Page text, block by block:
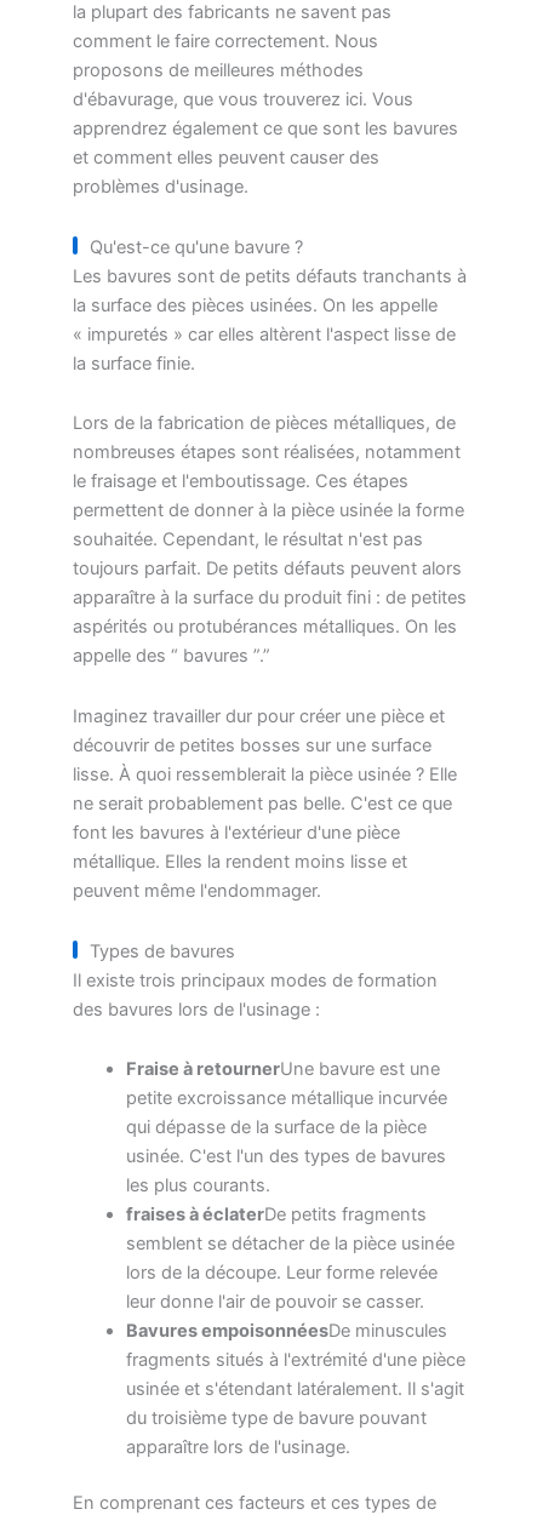
la plupart des fabricants ne savent pas
comment le faire correctement. Nous
proposons de meilleures méthodes
d'ébavurage, que vous trouverez ici. Vous
apprendrez également ce que sont les bavures
et comment elles peuvent causer des
problèmes d'usinage.
Qu'est-ce qu'une bavure ?
Les bavures sont de petits défauts tranchants à
la surface des pièces usinées. On les appelle
« impuretés » car elles altèrent l'aspect lisse de
la surface finie.
Lors de la fabrication de pièces métalliques, de
nombreuses étapes sont réalisées, notamment
le fraisage et l'emboutissage. Ces étapes
permettent de donner à la pièce usinée la forme
souhaitée. Cependant, le résultat n'est pas
toujours parfait. De petits défauts peuvent alors
apparaître à la surface du produit fini : de petites
aspérités ou protubérances métalliques. On les
appelle des “ bavures ”.”
Imaginez travailler dur pour créer une pièce et
découvrir de petites bosses sur une surface
lisse. À quoi ressemblerait la pièce usinée ? Elle
ne serait probablement pas belle. C'est ce que
font les bavures à l'extérieur d'une pièce
métallique. Elles la rendent moins lisse et
peuvent même l'endommager.
Types de bavures
Il existe trois principaux modes de formation
des bavures lors de l'usinage :
Fraise à retournerUne bavure est une
petite excroissance métallique incurvée
qui dépasse de la surface de la pièce
usinée. C'est l'un des types de bavures
les plus courants.
fraises à éclaterDe petits fragments
semblent se détacher de la pièce usinée
lors de la découpe. Leur forme relevée
leur donne l'air de pouvoir se casser.
Bavures empoisonnéesDe minuscules
fragments situés à l'extrémité d'une pièce
usinée et s'étendant latéralement. Il s'agit
du troisième type de bavure pouvant
apparaître lors de l'usinage.
En comprenant ces facteurs et ces types de